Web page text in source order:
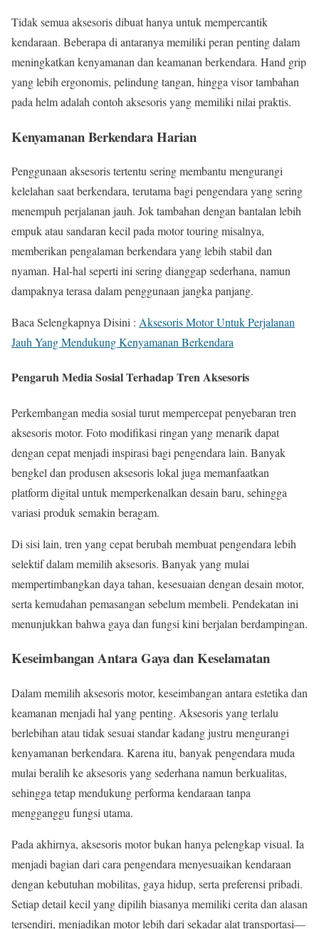
Tidak semua aksesoris dibuat hanya untuk mempercantik
kendaraan. Beberapa di antaranya memiliki peran penting dalam
meningkatkan kenyamanan dan keamanan berkendara. Hand grip
yang lebih ergonomis, pelindung tangan, hingga visor tambahan
pada helm adalah contoh aksesoris yang memiliki nilai praktis.
Kenyamanan Berkendara Harian
Penggunaan aksesoris tertentu sering membantu mengurangi
kelelahan saat berkendara, terutama bagi pengendara yang sering
menempuh perjalanan jauh. Jok tambahan dengan bantalan lebih
empuk atau sandaran kecil pada motor touring misalnya,
memberikan pengalaman berkendara yang lebih stabil dan
nyaman. Hal-hal seperti ini sering dianggap sederhana, namun
dampaknya terasa dalam penggunaan jangka panjang.
Baca Selengkapnya Disini : Aksesoris Motor Untuk Perjalanan
Jauh Yang Mendukung Kenyamanan Berkendara
Pengaruh Media Sosial Terhadap Tren Aksesoris
Perkembangan media sosial turut mempercepat penyebaran tren
aksesoris motor. Foto modifikasi ringan yang menarik dapat
dengan cepat menjadi inspirasi bagi pengendara lain. Banyak
bengkel dan produsen aksesoris lokal juga memanfaatkan
platform digital untuk memperkenalkan desain baru, sehingga
variasi produk semakin beragam.
Di sisi lain, tren yang cepat berubah membuat pengendara lebih
selektif dalam memilih aksesoris. Banyak yang mulai
mempertimbangkan daya tahan, kesesuaian dengan desain motor,
serta kemudahan pemasangan sebelum membeli. Pendekatan ini
menunjukkan bahwa gaya dan fungsi kini berjalan berdampingan.
Keseimbangan Antara Gaya dan Keselamatan
Dalam memilih aksesoris motor, keseimbangan antara estetika dan
keamanan menjadi hal yang penting. Aksesoris yang terlalu
berlebihan atau tidak sesuai standar kadang justru mengurangi
kenyamanan berkendara. Karena itu, banyak pengendara muda
mulai beralih ke aksesoris yang sederhana namun berkualitas,
sehingga tetap mendukung performa kendaraan tanpa
mengganggu fungsi utama.
Pada akhirnya, aksesoris motor bukan hanya pelengkap visual. Ia
menjadi bagian dari cara pengendara menyesuaikan kendaraan
dengan kebutuhan mobilitas, gaya hidup, serta preferensi pribadi.
Setiap detail kecil yang dipilih biasanya memiliki cerita dan alasan
tersendiri, menjadikan motor lebih dari sekadar alat transportasi—